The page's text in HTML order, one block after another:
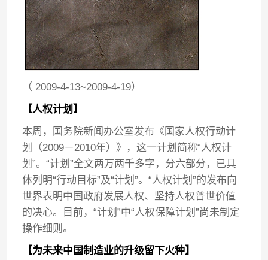
（ 2009-4-13~2009-4-19）
【人权计划】
本周，国务院新闻办公室发布《国家人权行动计
划（2009－2010年）》，这一计划简称“人权计
划”。“计划”全文两万两千多字，分六部分，已具
体列明“行动目标”及“计划”。“人权计划”的发布向
世界表明中国政府发展人权、坚持人权普世价值
的决心。目前，“计划”中“人权保障计划”尚未制定
操作细则。
【为未来中国制造业的升级留下火种】